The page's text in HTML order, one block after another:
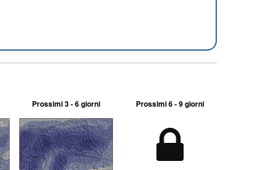
Prossimi 3 - 6 giorni Prossimi 6 - 9 giorni